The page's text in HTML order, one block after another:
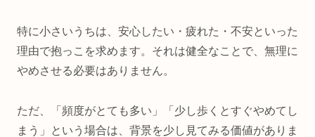
特に小さいうちは、安心したい・疲れた・不安といった
理由で抱っこを求めます。それは健全なことで、無理に
やめさせる必要はありません。
ただ、「頻度がとても多い」「少し歩くとすぐやめてし
まう」という場合は、背景を少し見てみる価値がありま